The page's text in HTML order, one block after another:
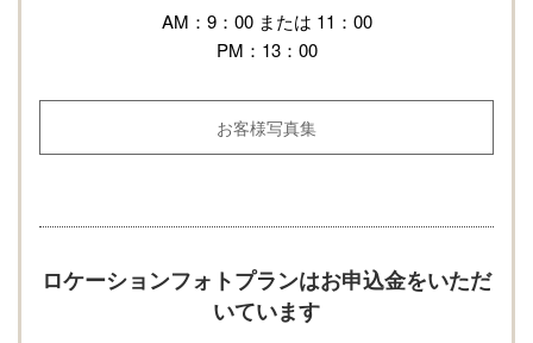
AM：9：00 または 11：00
PM：13：00
お客様写真集
ロケーションフォトプランはお申込金をいただ
いています